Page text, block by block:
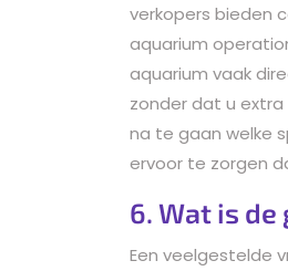
verkopers bieden
aquarium
aquarium vaak
zonder dat u
na te gaan welke
ervoor te zorgen
6. Wat is
Een veelgestelde